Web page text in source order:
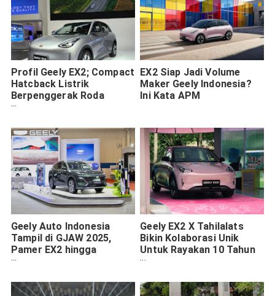
Profil Geely EX2; Compact
Hatcback Listrik
Berpenggerak Roda
Belakang Tawarkan
EX2 Siap Jadi Volume
Maker Geely Indonesia?
Ini Kata APM
Geely Auto Indonesia
Tampil di GJAW 2025,
Pamer EX2 hingga
Starray EM-i Rakitan
Geely EX2 X Tahilalats
Bikin Kolaborasi Unik
Untuk Rayakan 10 Tahun
Berkarya